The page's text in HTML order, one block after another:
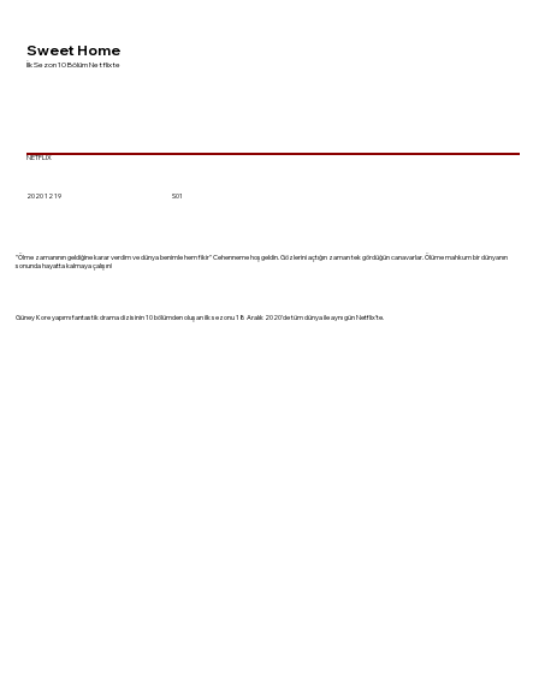
Sweet Home
İlk Sezon 10 Bölüm Netflixte
NETFLIX
2020 12 19 S01
"Ölme zamanının geldiğine karar verdim ve dünya benimle hem fikir" Cehenneme hoşgeldin. Gözlerini açtığın zaman tek gördüğün canavarlar. Ölüme mahkum bir dünyanın
sonunda hayatta kalmaya çalışın!
Güney Kore yapımı fantastik drama dizisinin 10 bölümden oluşan ilk sezonu 18 Aralık 2020'de tüm dünya ile aynı gün Netflix'te.